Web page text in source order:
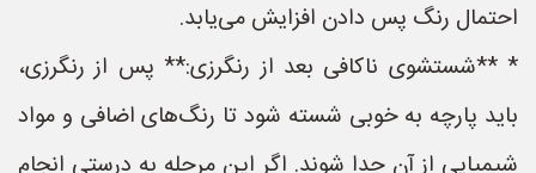
احتمال رنگ پس دادن افزایش می‌یابد.
* **شستشوی ناکافی بعد از رنگرزی:** پس از رنگرزی،
باید پارچه به خوبی شسته شود تا رنگ‌های اضافی و مواد
شیمیایی از آن جدا شوند. اگر این مرحله به درستی انجام